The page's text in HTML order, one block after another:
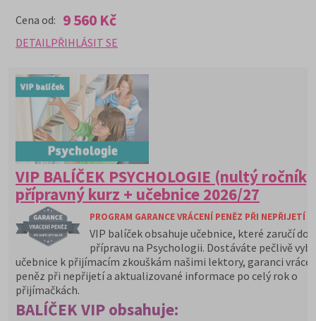
Cena od: 9 560 Kč
DETAILPŘIHLÁSIT SE
VIP BALÍČEK PSYCHOLOGIE (nultý ročník)
přípravný kurz + učebnice 2026/27
PROGRAM GARANCE VRÁCENÍ PENĚZ PŘI NEPŘIJETÍ
VIP balíček obsahuje učebnice, které zaručí
přípravu na Psychologii. Dostáváte pečlivě
učebnice k přijímacím zkouškám našimi lektory, garanci
peněz při nepřijetí a aktualizované informace po celý rok o
přijímačkách.
BALÍČEK VIP obsahuje: